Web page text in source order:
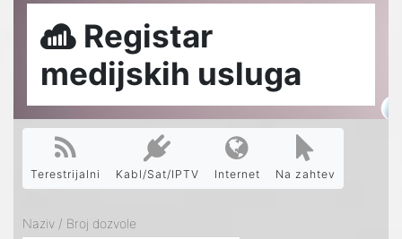
Registar
medijskih usluga
Terestrijalni Kabl/Sat/IPTV Internet Na zahtev
Naziv / Broj dozvole